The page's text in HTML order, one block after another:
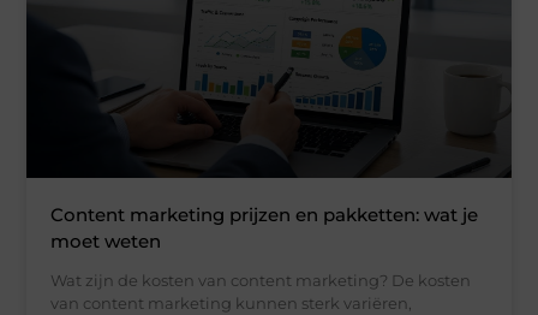
Content marketing prijzen en pakketten: wat je
moet weten
Wat zijn de kosten van content marketing? De kosten
van content marketing kunnen sterk variëren,